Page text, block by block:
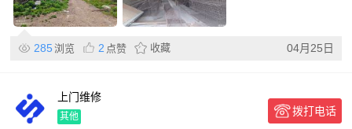
285 浏览 2 点赞 收藏 04月25日
上门维修
其他 拨打电话